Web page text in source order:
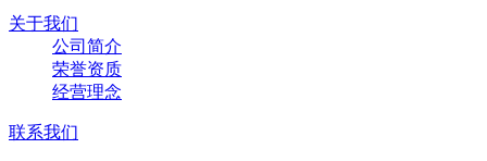
关于我们
公司简介
荣誉资质
经营理念
联系我们